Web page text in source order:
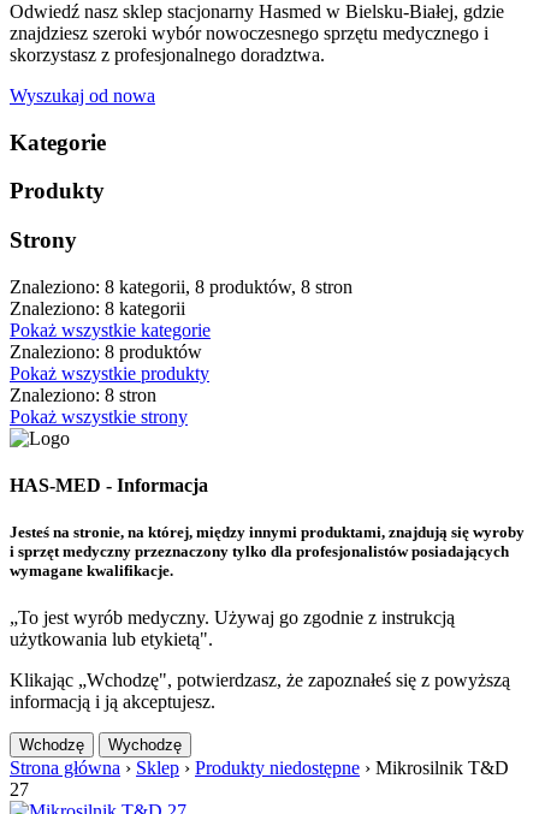
Odwiedź nasz sklep stacjonarny Hasmed w Bielsku-Białej, gdzie
znajdziesz szeroki wybór nowoczesnego sprzętu medycznego i
skorzystasz z profesjonalnego doradztwa.
Wyszukaj od nowa
Kategorie
Produkty
Strony
Znaleziono: 8 kategorii, 8 produktów, 8 stron
Znaleziono: 8 kategorii
Pokaż wszystkie kategorie
Znaleziono: 8 produktów
Pokaż wszystkie produkty
Znaleziono: 8 stron
Pokaż wszystkie strony
HAS-MED - Informacja
Jesteś na stronie, na której, między innymi produktami, znajdują się wyroby
i sprzęt medyczny przeznaczony tylko dla profesjonalistów posiadających
wymagane kwalifikacje.
„To jest wyrób medyczny. Używaj go zgodnie z instrukcją
użytkowania lub etykietą".
Klikając „Wchodzę", potwierdzasz, że zapoznałeś się z powyższą
informacją i ją akceptujesz.
Wchodzę Wychodzę
Strona główna › Sklep › Produkty niedostępne › Mikrosilnik T&D
27